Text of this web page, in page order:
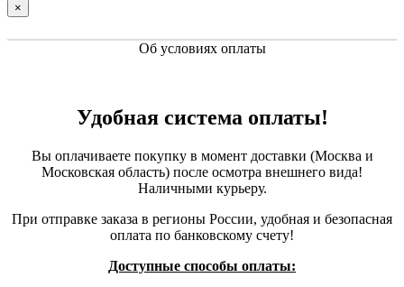
×
Об условиях оплаты
Удобная система оплаты!
Вы оплачиваете покупку в момент доставки (Москва и
Московская область) после осмотра внешнего вида!
Наличными курьеру.
При отправке заказа в регионы России, удобная и безопасная
оплата по банковскому счету!
Доступные способы оплаты: